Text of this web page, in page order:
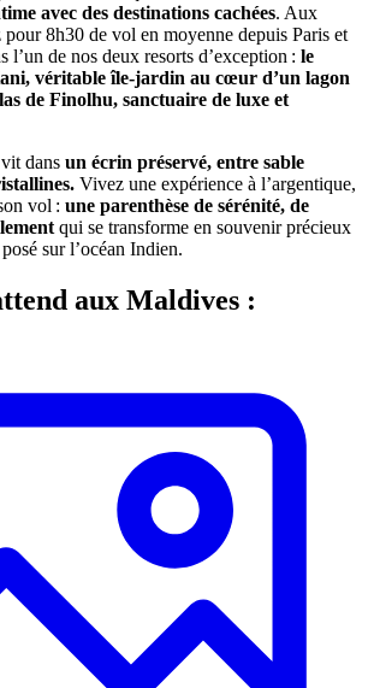
avec des destinations cachées. Aux
8h30 de vol en moyenne depuis Paris et
l’un de nos deux resorts d’exception : le
véritable île-jardin au cœur d’un lagon
de Finolhu, sanctuaire de luxe et
dans un écrin préservé, entre sable
Vivez une expérience à l’argentique,
vol : une parenthèse de sérénité, de
qui se transforme en souvenir précieux
sur l’océan Indien.
aux Maldives :